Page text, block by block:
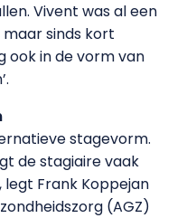
Vivent was al een
sinds kort
ook in de vorm van
stagevorm.
de stagiaire vaak
Frank Koppejan
(AGZ)